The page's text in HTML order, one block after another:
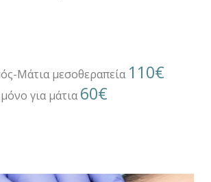
Μάτια μεσοθεραπεία 110€
για μάτια60€